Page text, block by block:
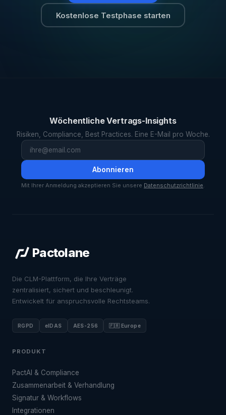
Kostenlose Testphase starten
Wöchentliche Vertrags-Insights
Risiken, Compliance, Best Practices. Eine E-Mail pro Woche.
Abonnieren
Mit Ihrer Anmeldung akzeptieren Sie unsere Datenschutzrichtlinie.
Pactolane
Die CLM-Plattform, die Ihre Verträge
zentralisiert, sichert und beschleunigt.
Entwickelt für anspruchsvolle Rechtsteams.
RGPD eIDAS AES-256 🇫🇷 Europe
PRODUKT
PactAI & Compliance
Zusammenarbeit & Verhandlung
Signatur & Workflows
Integrationen